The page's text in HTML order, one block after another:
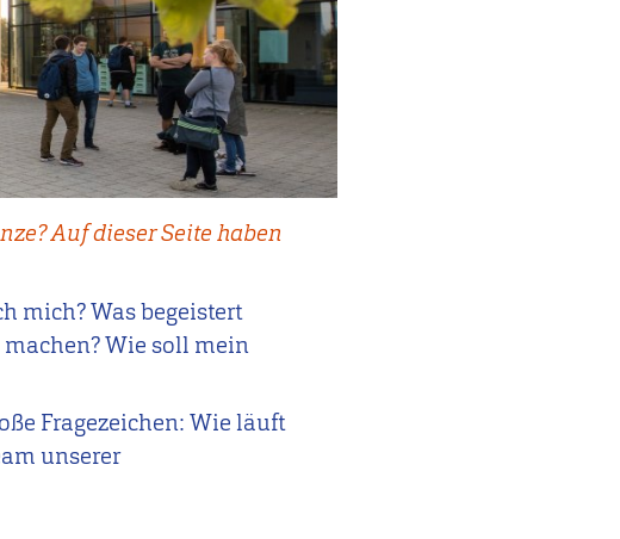
Auf dieser Seite haben
mich? Was begeistert
Wie soll mein
Fragezeichen: Wie läuft
unserer